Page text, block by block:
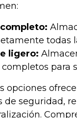
todas
ligero:
para
opciones
de seguridad,